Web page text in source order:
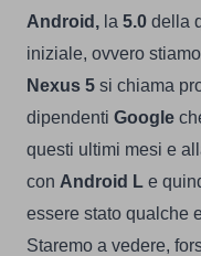
Android, la 5.0 della
iniziale, ovvero
Nexus 5 si chiama
dipendenti Google
questi ultimi mesi e
con Android L e
essere stato qualche
Staremo a vedere,